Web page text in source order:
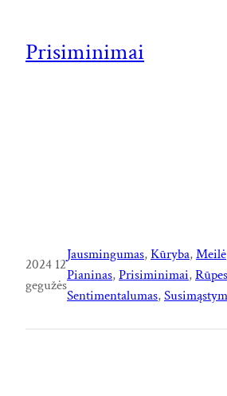
Prisiminimai
2024 12
gegužės
Jausmingumas, Kūryba, Meilė
Pianinas, Prisiminimai,
Sentimentalumas,